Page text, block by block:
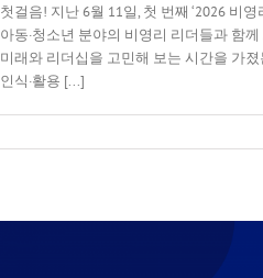
첫걸음! 지난 6월 11일, 첫 번째 ‘2026 비
아동·청소년 분야의 비영리 리더들과 함
미래와 리더십을 고민해 보는 시간을 가
인식·활용 [...]